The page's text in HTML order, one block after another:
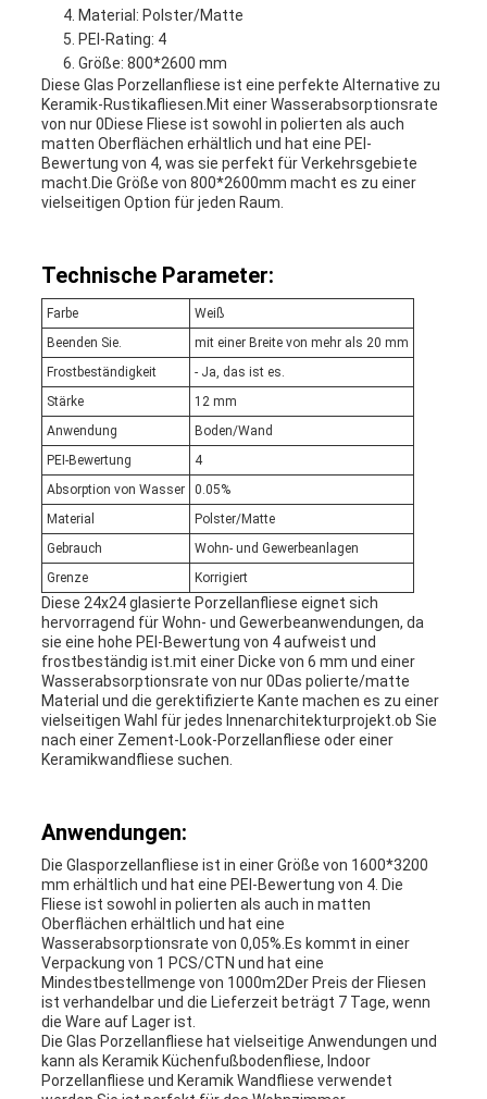
Material: Polster/Matte
PEI-Rating: 4
Größe: 800*2600 mm
Diese Glas Porzellanfliese ist eine perfekte Alternative zu
Keramik-Rustikafliesen.Mit einer Wasserabsorptionsrate
von nur 0Diese Fliese ist sowohl in polierten als auch
matten Oberflächen erhältlich und hat eine PEI-
Bewertung von 4, was sie perfekt für Verkehrsgebiete
macht.Die Größe von 800*2600mm macht es zu einer
vielseitigen Option für jeden Raum.
Technische Parameter:
Farbe
Weiß
Beenden Sie.
mit einer Breite von mehr als 20 mm
Frostbeständigkeit
- Ja, das ist es.
Stärke
12 mm
Anwendung
Boden/Wand
PEI-Bewertung
4
Absorption von Wasser
0.05%
Material
Polster/Matte
Gebrauch
Wohn- und Gewerbeanlagen
Grenze
Korrigiert
Diese 24x24 glasierte Porzellanfliese eignet sich
hervorragend für Wohn- und Gewerbeanwendungen, da
sie eine hohe PEI-Bewertung von 4 aufweist und
frostbeständig ist.mit einer Dicke von 6 mm und einer
Wasserabsorptionsrate von nur 0Das polierte/matte
Material und die gerektifizierte Kante machen es zu einer
vielseitigen Wahl für jedes Innenarchitekturprojekt.ob Sie
nach einer Zement-Look-Porzellanfliese oder einer
Keramikwandfliese suchen.
Anwendungen:
Die Glasporzellanfliese ist in einer Größe von 1600*3200
mm erhältlich und hat eine PEI-Bewertung von 4. Die
Fliese ist sowohl in polierten als auch in matten
Oberflächen erhältlich und hat eine
Wasserabsorptionsrate von 0,05%.Es kommt in einer
Verpackung von 1 PCS/CTN und hat eine
Mindestbestellmenge von 1000m2Der Preis der Fliesen
ist verhandelbar und die Lieferzeit beträgt 7 Tage, wenn
die Ware auf Lager ist.
Die Glas Porzellanfliese hat vielseitige Anwendungen und
kann als Keramik Küchenfußbodenfliese, Indoor
Porzellanfliese und Keramik Wandfliese verwendet